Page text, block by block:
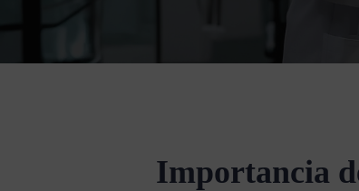
Importancia